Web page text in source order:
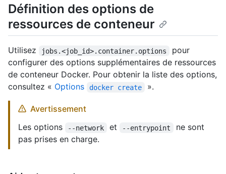
Définition des options de
ressources de conteneur
Utilisez jobs.<job_id>.container.options
pour
configurer des options supplémentaires de ressources
de conteneur Docker. Pour obtenir la liste des options,
consultez « Options docker create ».
Avertissement
Les options
--network et --entrypoint
ne sont
pas prises en charge.